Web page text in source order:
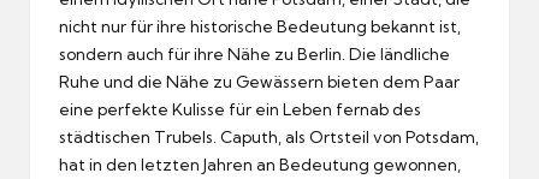
nicht nur für ihre historische Bedeutung bekannt ist,
sondern auch für ihre Nähe zu Berlin. Die ländliche
Ruhe und die Nähe zu Gewässern bieten dem Paar
eine perfekte Kulisse für ein Leben fernab des
städtischen Trubels. Caputh, als Ortsteil von Potsdam,
hat in den letzten Jahren an Bedeutung gewonnen,